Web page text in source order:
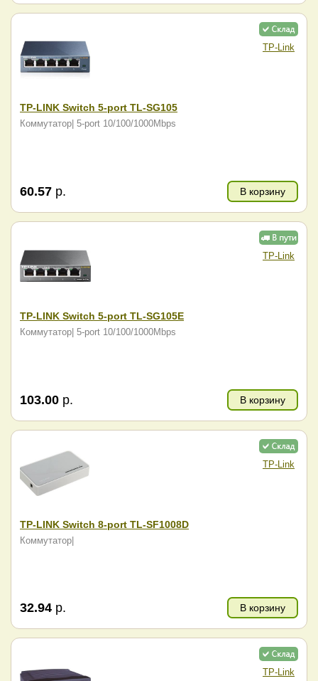
TP-Link
TP-LINK Switch 5-port TL-SG105
Коммутатор| 5-port 10/100/1000Mbps
60.57 р. В корзину
TP-Link
TP-LINK Switch 5-port TL-SG105E
Коммутатор| 5-port 10/100/1000Mbps
103.00 р. В корзину
TP-Link
TP-LINK Switch 8-port TL-SF1008D
Коммутатор|
32.94 р. В корзину
TP-Link